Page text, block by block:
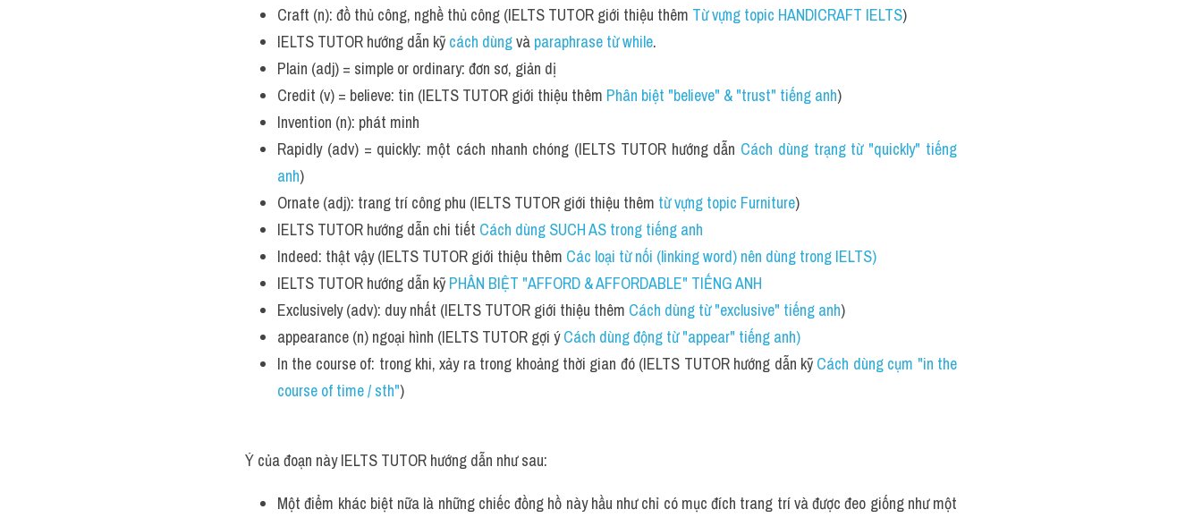
Craft (n): đồ thủ công, nghề thủ công (IELTS TUTOR giới thiệu thêm Từ vựng topic HANDICRAFT IELTS)
IELTS TUTOR hướng dẫn kỹ cách dùng và paraphrase từ while.
Plain (adj) = simple or ordinary: đơn sơ, giản dị
Credit (v) = believe: tin (IELTS TUTOR giới thiệu thêm Phân biệt "believe" & "trust" tiếng anh)
Invention (n): phát minh
Rapidly (adv) = quickly: một cách nhanh chóng (IELTS TUTOR hướng dẫn Cách dùng trạng từ "quickly" tiếng
anh)
Ornate (adj): trang trí công phu (IELTS TUTOR giới thiệu thêm từ vựng topic Furniture)
IELTS TUTOR hướng dẫn chi tiết Cách dùng SUCH AS trong tiếng anh
Indeed: thật vậy (IELTS TUTOR giới thiệu thêm Các loại từ nối (linking word) nên dùng trong IELTS)
IELTS TUTOR hướng dẫn kỹ PHÂN BIỆT "AFFORD & AFFORDABLE" TIẾNG ANH
Exclusively (adv): duy nhất (IELTS TUTOR giới thiệu thêm Cách dùng từ "exclusive" tiếng anh)
appearance (n) ngoại hình (IELTS TUTOR gợi ý Cách dùng động từ "appear" tiếng anh)
In the course of: trong khi, xảy ra trong khoảng thời gian đó (IELTS TUTOR hướng dẫn kỹ Cách dùng cụm "in the
course of time / sth")
Ý của đoạn này IELTS TUTOR hướng dẫn như sau:
Một điểm khác biệt nữa là những chiếc đồng hồ này hầu như chỉ có mục đích trang trí và được đeo giống như một